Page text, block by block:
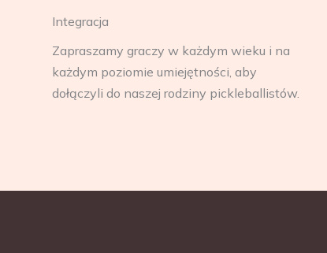
Integracja
Zapraszamy graczy w każdym wieku i na
każdym poziomie umiejętności, aby
dołączyli do naszej rodziny pickleballistów.